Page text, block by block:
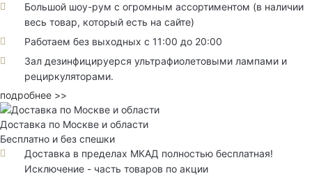
Большой шоу-рум с огромным ассортиментом (в наличии
весь товар, который есть на сайте)
Работаем без выходных с 11:00 до 20:00
Зал дезинфицируерся ультрафиолетовыми лампами и
рециркуляторами.
подробнее >>
Доставка по Москве и области
Бесплатно и без спешки
Доставка в пределах МКАД полностью бесплатная!
Исключение - часть товаров по акции